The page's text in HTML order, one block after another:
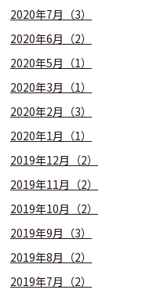
2020年7月（3）
2020年6月（2）
2020年5月（1）
2020年3月（1）
2020年2月（3）
2020年1月（1）
2019年12月（2）
2019年11月（2）
2019年10月（2）
2019年9月（3）
2019年8月（2）
2019年7月（2）